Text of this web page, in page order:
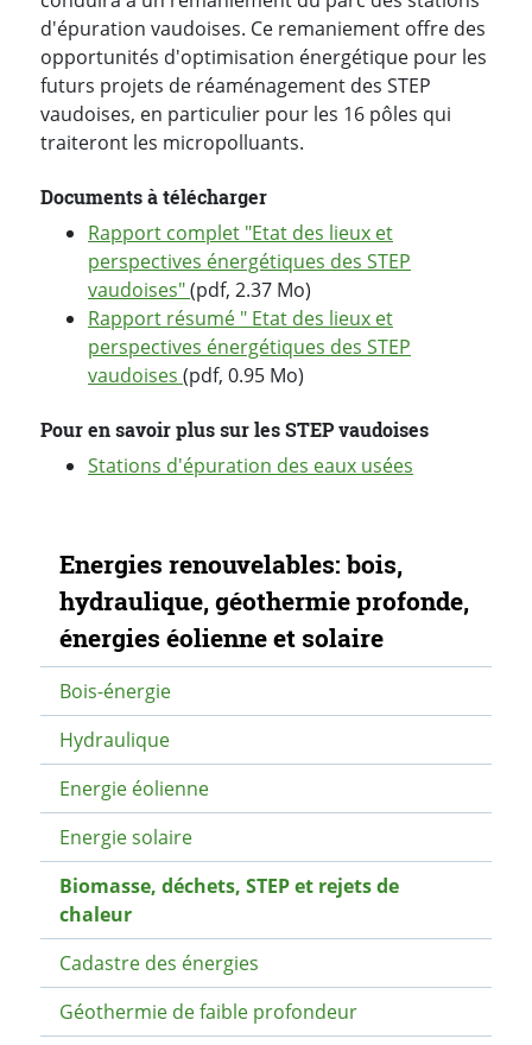
d'épuration vaudoises. Ce remaniement offre des
opportunités d'optimisation énergétique pour les
futurs projets de réaménagement des STEP
vaudoises, en particulier pour les 16 pôles qui
traiteront les micropolluants.
Documents à télécharger
Rapport complet "Etat des lieux et
perspectives énergétiques des STEP
vaudoises"(pdf, 2.37 Mo)
Rapport résumé " Etat des lieux et
perspectives énergétiques des STEP
vaudoises (pdf, 0.95 Mo)
Pour en savoir plus sur les STEP vaudoises
Stations d'épuration des eaux usées
Navigation secondaire
Energies renouvelables: bois,
hydraulique, géothermie profonde,
énergies éolienne et solaire
Bois-énergie
Hydraulique
Energie éolienne
Energie solaire
Biomasse, déchets, STEP et rejets de
chaleur
Cadastre des énergies
Géothermie de faible profondeur